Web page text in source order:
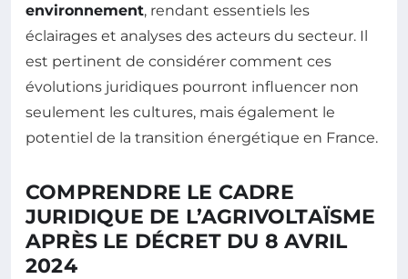
environnement, rendant essentiels les
éclairages et analyses des acteurs du secteur. Il
est pertinent de considérer comment ces
évolutions juridiques pourront influencer non
seulement les cultures, mais également le
potentiel de la transition énergétique en France.
COMPRENDRE LE CADRE
JURIDIQUE DE L’AGRIVOLTAÏSME
APRÈS LE DÉCRET DU 8 AVRIL
2024